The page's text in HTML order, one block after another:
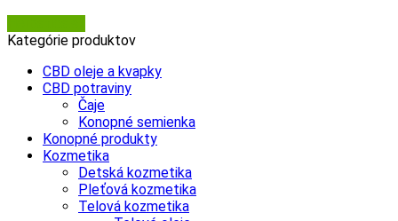
Kategórie produktov
CBD oleje a kvapky
CBD potraviny
Čaje
Konopné semienka
Konopné produkty
Kozmetika
Detská kozmetika
Pleťová kozmetika
Telová kozmetika